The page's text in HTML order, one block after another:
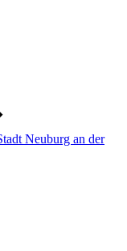
Neuburg an der